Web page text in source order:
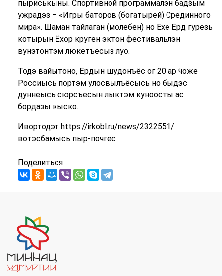
пыриськыны. Спортивной программалэн бадӟым
ужрадэз – «Игры баторов (богатырей) Срединного
мира». Шаман тайлаган (молебен) но Ехе Ёрд гурезь
котырын Ёхор круген эктон фестивальлэн
вунэтонтэм люкетъёсыз луо.
Тодэ вайытоно, Ёрдын шудонъёс ог 20 ар ӵоже
Россиысь пӧртэм улосвылъёсысь но быдэс
дуннеысь сюрсъёсын лыктэм куноосты ас
бордазы кыско.
Ивортодэт https://irkobl.ru/news/2322551/
вотэсбамысь пыр-почгес
Поделиться